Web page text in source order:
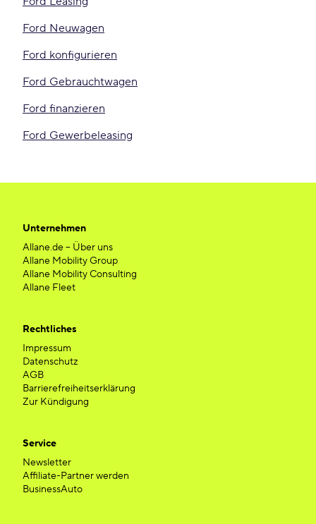
Ford Neuwagen
Ford konfigurieren
Ford Gebrauchtwagen
Ford finanzieren
Ford Gewerbeleasing
Unternehmen
Allane.de – Über uns
Allane Mobility Group
Allane Mobility Consulting
Allane Fleet
Rechtliches
Impressum
Datenschutz
AGB
Barrierefreiheitserklärung
Zur Kündigung
Service
Newsletter
Affiliate-Partner werden
BusinessAuto